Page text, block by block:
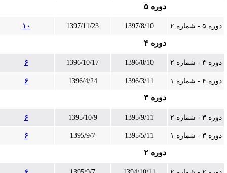
دوره ۵
دوره ۵ - شماره ۲ 1397/8/10
1397/11/23 ۱۰
دوره ۴
دوره ۴ - شماره ۲ 1396/8/10
1396/10/17
دوره ۴ - شماره ۱ 1396/3/11
1396/4/24
دوره ۳
دوره ۳ - شماره ۲ 1395/9/11
1395/10/9
دوره ۳ - شماره ۱ 1395/5/11
1395/9/7
دوره ۲